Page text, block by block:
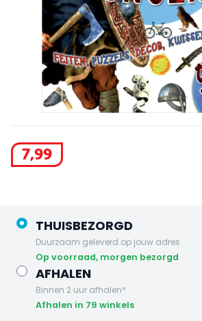
7,99
THUISBEZORGD
Duurzaam geleverd op jouw adres
op voorraad, morgen bezorgd
AFHALEN
Binnen 2 uur afhalen*
Afhalen in 79 winkels